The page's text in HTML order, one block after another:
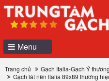
Menu
Trang chủ
Gạch Italia-Gạch Ý
Gạch lát nền Italia 89x89 thương